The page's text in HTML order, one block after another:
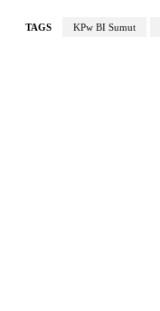
TAGS KPw BI Sumut